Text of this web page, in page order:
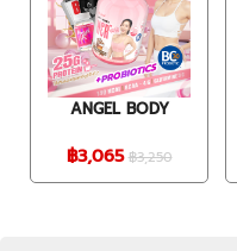
ANGEL BODY
฿3,065 ฿3,250